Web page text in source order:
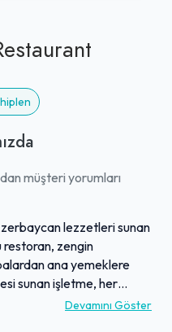
müşteri yorumları
lezzetleri sunan
restoran, zengin
ana yemeklere
sunan işletme, her
topluyor. Özellikle ev
Devamını Göster